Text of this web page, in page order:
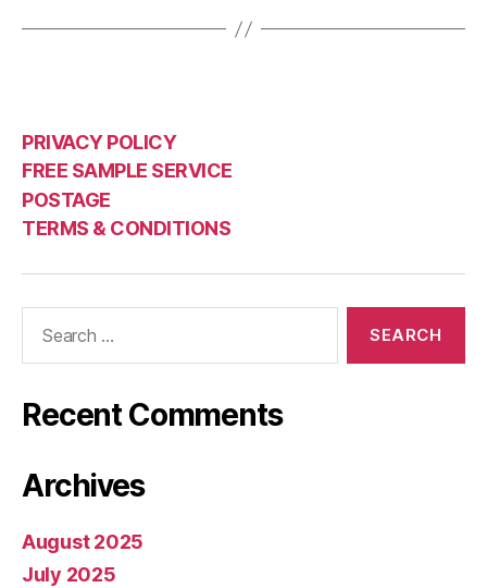
PRIVACY POLICY
FREE SAMPLE SERVICE
POSTAGE
TERMS & CONDITIONS
Recent Comments
Archives
August 2025
July 2025